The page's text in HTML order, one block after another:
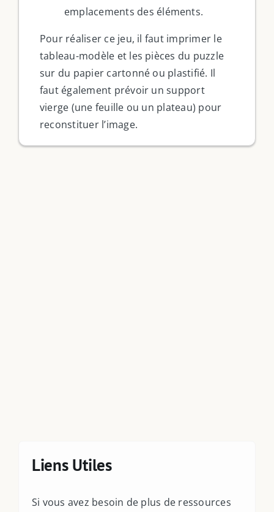
emplacements des éléments.
Pour réaliser ce jeu, il faut imprimer le
tableau-modèle et les pièces du puzzle
sur du papier cartonné ou plastifié. Il
faut également prévoir un support
vierge (une feuille ou un plateau) pour
reconstituer l’image.
Liens Utiles
Si vous avez besoin de plus de ressources